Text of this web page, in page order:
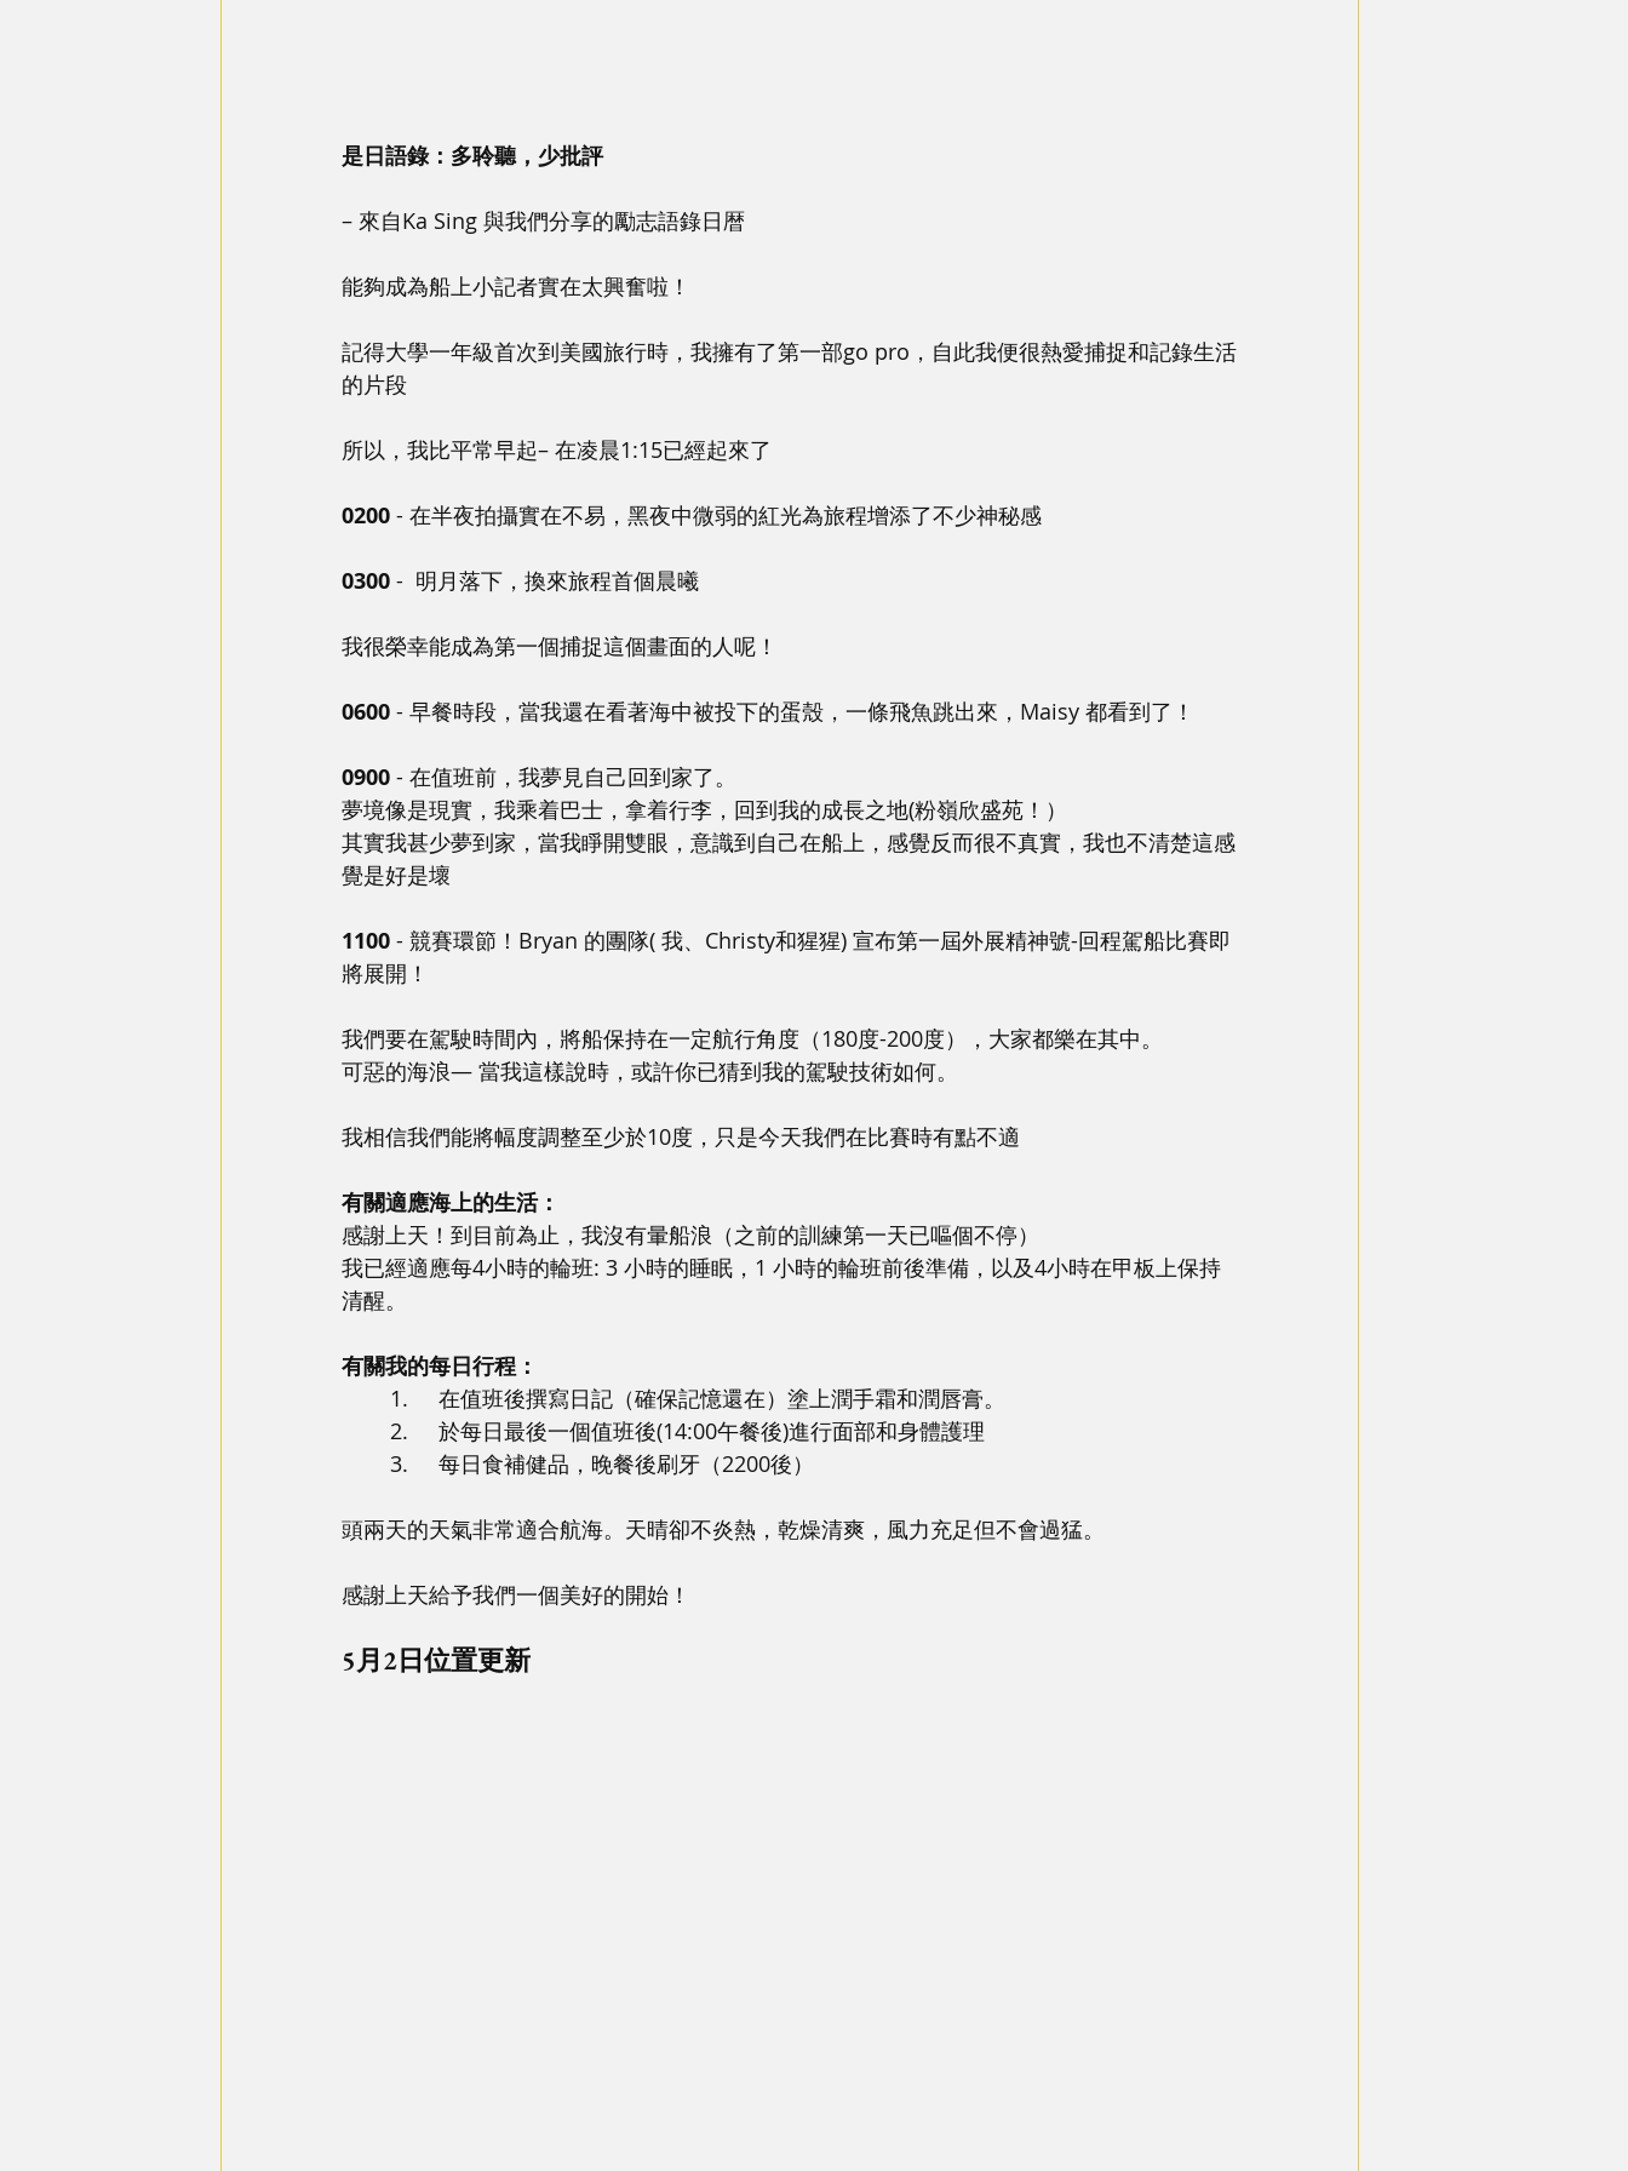
是日語錄：多聆聽，少批評
– 來自Ka Sing 與我們分享的勵志語錄日暦
能夠成為船上小記者實在太興奮啦！
記得大學一年級首次到美國旅行時，我擁有了第一部go pro，自此我便很熱愛捕捉和記錄生活
的片段
所以，我比平常早起– 在凌晨1:15已經起來了
0200 - 在半夜拍攝實在不易，黑夜中微弱的紅光為旅程增添了不少神秘感
0300 -  明月落下，換來旅程首個晨曦
我很榮幸能成為第一個捕捉這個畫面的人呢！
0600 - 早餐時段，當我還在看著海中被投下的蛋殼，一條飛魚跳出來，Maisy 都看到了！
0900 - 在值班前，我夢見自己回到家了。
夢境像是現實，我乘着巴士，拿着行李，回到我的成長之地(粉嶺欣盛苑！）
其實我甚少夢到家，當我睜開雙眼，意識到自己在船上，感覺反而很不真實，我也不清楚這感
覺是好是壞
1100 - 競賽環節！Bryan 的團隊( 我、Christy和猩猩) 宣布第一屆外展精神號-回程駕船比賽即
將展開！
我們要在駕駛時間內，將船保持在一定航行角度（180度-200度），大家都樂在其中。
可惡的海浪— 當我這樣說時，或許你已猜到我的駕駛技術如何。
我相信我們能將幅度調整至少於10度，只是今天我們在比賽時有點不適
有關適應海上的生活：
感謝上天！到目前為止，我沒有暈船浪（之前的訓練第一天已嘔個不停）
我已經適應每4小時的輪班: 3 小時的睡眠，1 小時的輪班前後準備，以及4小時在甲板上保持
清醒。
有關我的每日行程：
	1.	在值班後撰寫日記（確保記憶還在）塗上潤手霜和潤唇膏。
	2.	於每日最後一個值班後(14:00午餐後)進行面部和身體護理
	3.	每日食補健品，晚餐後刷牙（2200後）
頭兩天的天氣非常適合航海。天晴卻不炎熱，乾燥清爽，風力充足但不會過猛。
感謝上天給予我們一個美好的開始！
5月2日位置更新